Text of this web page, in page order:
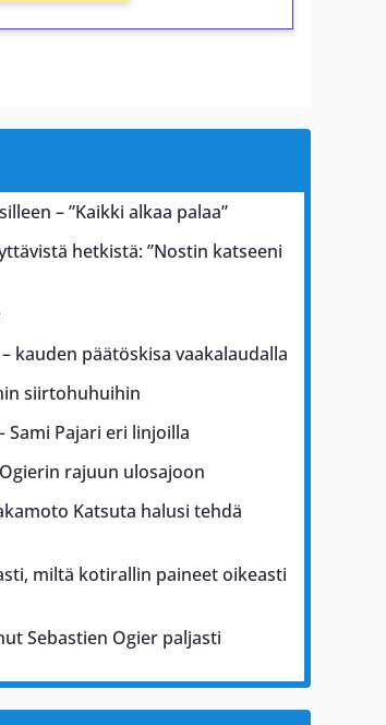
– ”Kaikki alkaa palaa”
hetkistä: ”Nostin katseeni
kauden päätöskisa vaakalaudalla
siirtohuhuihin
Pajari eri linjoilla
rajuun ulosajoon
Katsuta halusi tehdä
miltä kotirallin paineet oikeasti
Sebastien Ogier paljasti